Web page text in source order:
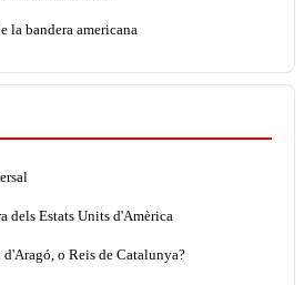
la bandera americana
dels Estats Units d'Amèrica
o Reis de Catalunya?